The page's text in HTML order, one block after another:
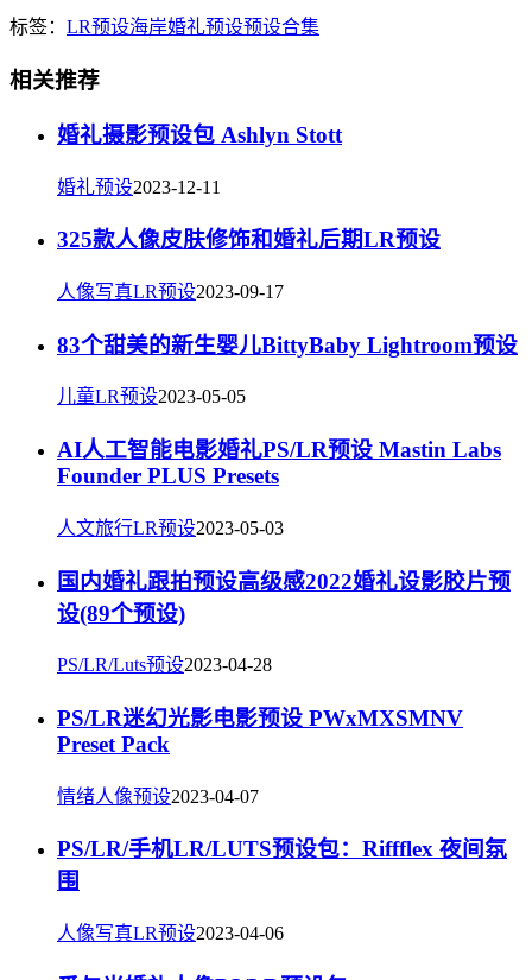
标签： LR预设海岸婚礼预设预设合集
相关推荐
婚礼摄影预设包 Ashlyn Stott
婚礼预设2023-12-11
325款人像皮肤修饰和婚礼后期LR预设
人像写真LR预设2023-09-17
83个甜美的新生婴儿BittyBaby Lightroom预设
儿童LR预设2023-05-05
AI人工智能电影婚礼PS/LR预设 Mastin Labs
Founder PLUS Presets
人文旅行LR预设2023-05-03
国内婚礼跟拍预设高级感2022婚礼设影胶片预
设(89个预设)
PS/LR/Luts预设2023-04-28
PS/LR迷幻光影电影预设 PWxMXSMNV
Preset Pack
情绪人像预设2023-04-07
PS/LR/手机LR/LUTS预设包：Riffflex 夜间氛
围
人像写真LR预设2023-04-06